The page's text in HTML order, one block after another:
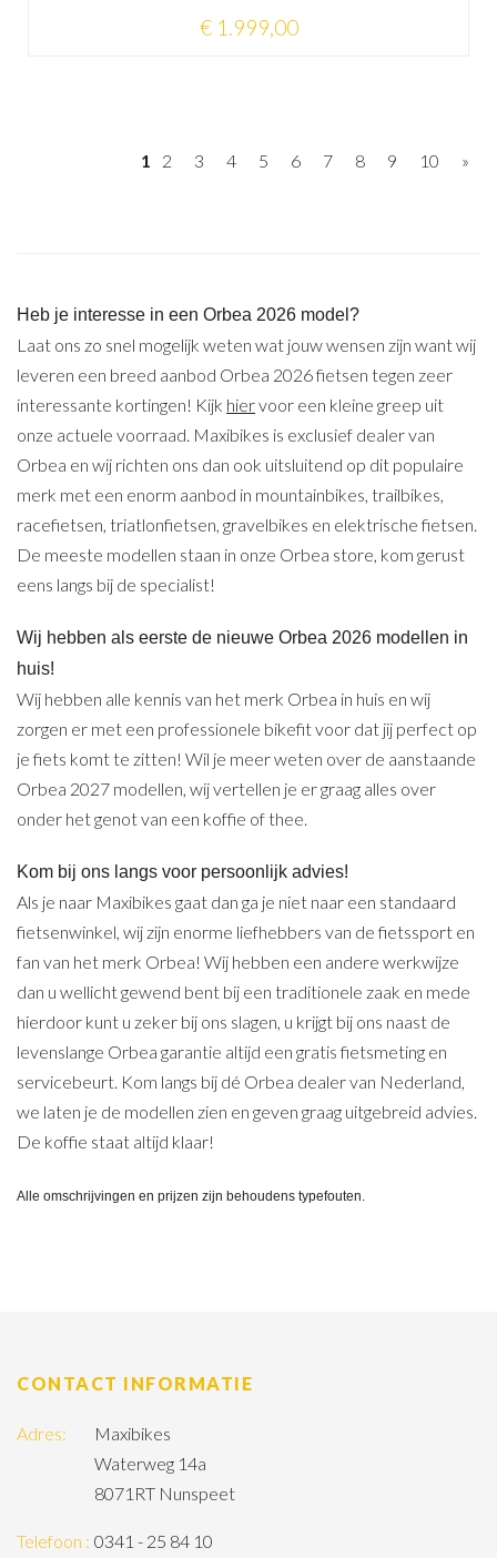
€ 1.999,00
1 2 3 4 5 6 7 8 9 10 »
Heb je interesse in een Orbea 2026 model?
Laat ons zo snel mogelijk weten wat jouw wensen zijn want wij
leveren een breed aanbod Orbea 2026 fietsen tegen zeer
interessante kortingen! Kijk hiervoor een kleine greep uit
onze actuele voorraad. Maxibikes is exclusief dealer van
Orbea en wij richten ons dan ook uitsluitend op dit populaire
merk met een enorm aanbod in mountainbikes, trailbikes,
racefietsen, triatlonfietsen, gravelbikes en elektrische fietsen.
De meeste modellen staan in onze Orbea store, kom gerust
eens langs bij de specialist!
Wij hebben als eerste de nieuwe Orbea 2026 modellen in
huis!
Wij hebben alle kennis van het merk Orbea in huis en wij
zorgen er met een professionele bikefit voor dat jij perfect op
je fiets komt te zitten! Wil je meer weten over de aanstaande
Orbea 2027 modellen, wij vertellen je er graag alles over
onder het genot van een koffie of thee.
Kom bij ons langs voor persoonlijk advies!
Als je naar Maxibikes gaat dan ga je niet naar een standaard
fietsenwinkel, wij zijn enorme liefhebbers van de fietssport en
fan van het merk Orbea! Wij hebben een andere werkwijze
dan u wellicht gewend bent bij een traditionele zaak en mede
hierdoor kunt u zeker bij ons slagen, u krijgt bij ons naast de
levenslange Orbea garantie altijd een gratis fietsmeting en
servicebeurt. Kom langs bij dé Orbea dealer van Nederland,
we laten je de modellen zien en geven graag uitgebreid advies.
De koffie staat altijd klaar!
Alle omschrijvingen en prijzen zijn behoudens typefouten.
CONTACT INFORMATIE
Adres:
Maxibikes
Waterweg 14a
8071RT Nunspeet
Telefoon : 0341 - 25 84 10